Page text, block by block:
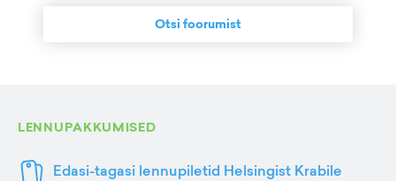
Otsi foorumist
LENNUPAKKUMISED
Edasi-tagasi lennupiletid Helsingist Krabile